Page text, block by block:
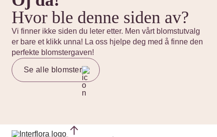
Hvor ble denne siden av?
Vi finner ikke siden du leter etter. Men vårt blomstutvalg
er bare et klikk unna! La oss hjelpe deg med å finne den
perfekte blomstergaven!
Se alle blomster